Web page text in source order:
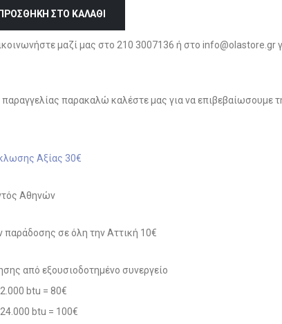
ΠΡΟΣΘΉΚΗ ΣΤΟ ΚΑΛΆΘΙ
μαζί μας στο 210 3007136 ή στο info@olastore.gr
παρακαλώ καλέστε μας για να επιβεβαίωσουμε
Αξίας 30€
Αθηνών
παράδοσης σε όλη την Αττική 10€
από εξουσιοδοτημένο συνεργείο
btu = 80€
btu = 100€